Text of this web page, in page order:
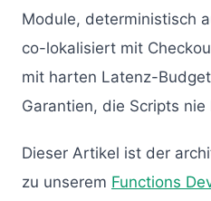
Module, deterministisch
co-lokalisiert mit
mit harten Latenz-
Garantien, die Scripts nie
Dieser Artikel ist der
zu unserem Functions